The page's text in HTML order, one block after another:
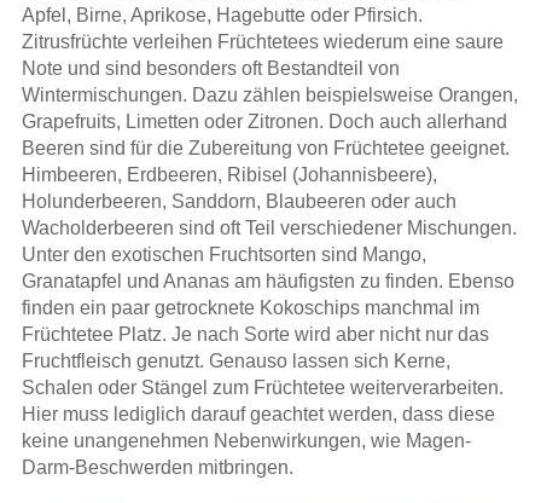
Apfel, Birne, Aprikose, Hagebutte oder Pfirsich.
Zitrusfrüchte verleihen Früchtetees wiederum eine saure
Note und sind besonders oft Bestandteil von
Wintermischungen. Dazu zählen beispielsweise Orangen,
Grapefruits, Limetten oder Zitronen. Doch auch allerhand
Beeren sind für die Zubereitung von Früchtetee geeignet.
Himbeeren, Erdbeeren, Ribisel (Johannisbeere),
Holunderbeeren, Sanddorn, Blaubeeren oder auch
Wacholderbeeren sind oft Teil verschiedener Mischungen.
Unter den exotischen Fruchtsorten sind Mango,
Granatapfel und Ananas am häufigsten zu finden. Ebenso
finden ein paar getrocknete Kokoschips manchmal im
Früchtetee Platz. Je nach Sorte wird aber nicht nur das
Fruchtfleisch genutzt. Genauso lassen sich Kerne,
Schalen oder Stängel zum Früchtetee weiterverarbeiten.
Hier muss lediglich darauf geachtet werden, dass diese
keine unangenehmen Nebenwirkungen, wie Magen-
Darm-Beschwerden mitbringen.